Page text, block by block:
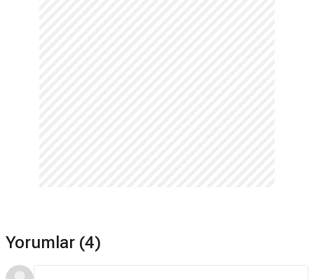
Yorumlar (4)